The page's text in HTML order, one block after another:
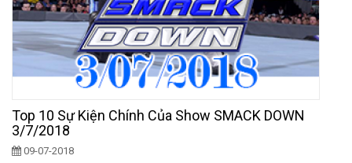
Top 10 Sự Kiện Chính Của Show SMACK DOWN
3/7/2018
09-07-2018